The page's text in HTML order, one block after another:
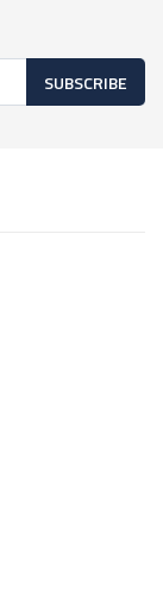
SUBSCRIBE